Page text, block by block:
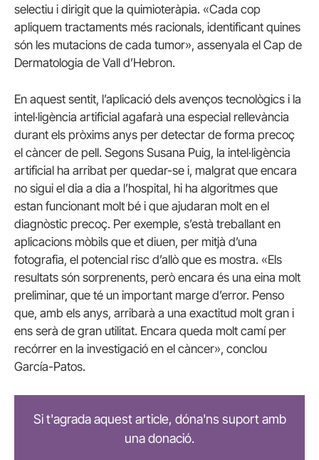
selectiu i dirigit que la quimioteràpia. «Cada cop
apliquem tractaments més racionals, identificant quines
són les mutacions de cada tumor», assenyala el Cap de
Dermatologia de Vall d’Hebron.
En aquest sentit, l’aplicació dels avenços tecnològics i la
intel·ligència artificial agafarà una especial rellevància
durant els pròxims anys per detectar de forma precoç
el càncer de pell. Segons Susana Puig, la intel·ligència
artificial ha arribat per quedar-se i, malgrat que encara
no sigui el dia a dia a l’hospital, hi ha algoritmes que
estan funcionant molt bé i que ajudaran molt en el
diagnòstic precoç. Per exemple, s’està treballant en
aplicacions mòbils que et diuen, per mitjà d’una
fotografia, el potencial risc d’allò que es mostra. «Els
resultats són sorprenents, però encara és una eina molt
preliminar, que té un important marge d’error. Penso
que, amb els anys, arribarà a una exactitud molt gran i
ens serà de gran utilitat. Encara queda molt camí per
recórrer en la investigació en el càncer», conclou
García-Patos.
Si t'agrada aquest article, dóna'ns suport amb
una donació.